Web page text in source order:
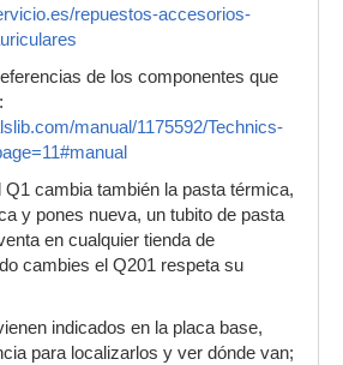
repuestos-accesorios-
de los componentes que
manual/1175592/Technics-
cambia también la pasta térmica,
y pones nueva, un tubito de pasta
en cualquier tienda de
cambies el Q201 respeta su
indicados en la placa base,
para localizarlos y ver dónde van;